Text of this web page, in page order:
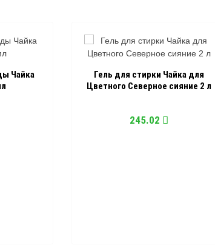
Чайка
Гель для стирки Чайка для
Цветного Северное сияние 2 л
245.02